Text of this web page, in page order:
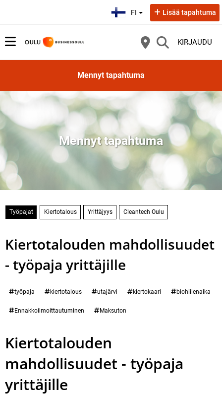
FI Lisää tapahtuma
KIRJAUDU
Mennyt tapahtuma
Mennyt tapahtuma
Työpajat Kiertotalous Yrittäjyys Cleantech Oulu
Kiertotalouden mahdollisuudet
- työpaja yrittäjille
Tule mukaan työpajaan, joka antaa konkreettiset työkalut
työpaja kiertotalous utajärvi kiertokaari biohiilenaika
Kategoria:
Ennakkoilmoittautuminen Maksuton
Kiertotalouden
mahdollisuudet - työpaja
yrittäjille